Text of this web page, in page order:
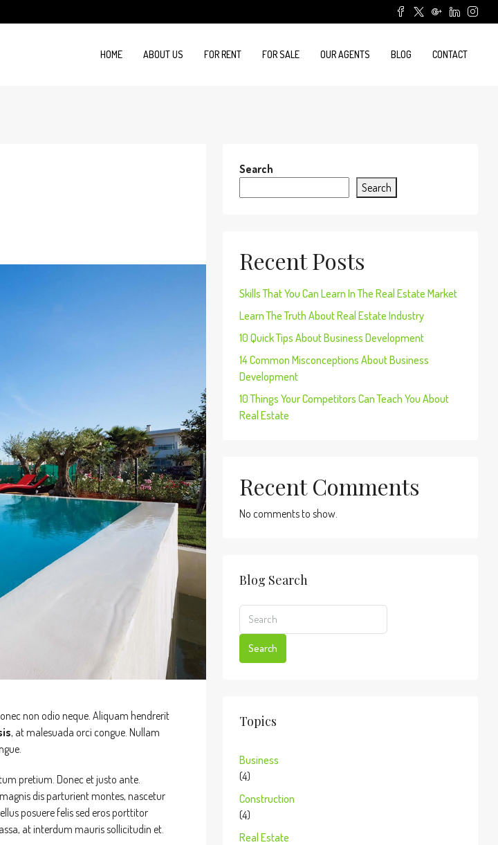
HOME ABOUT US FOR RENT FOR SALE OUR AGENTS BLOG CONTACT
non odio neque. Aliquam hendrerit
, at malesuada orci congue. Nullam
pretium. Donec et justo ante.
dis parturient montes, nascetur
posuere felis sed eros porttitor
at interdum mauris sollicitudin et.
Search
Search
Recent Posts
Skills That You Can Learn In The Real Estate Market
Learn The Truth About Real Estate Industry
10 Quick Tips About Business Development
14 Common Misconceptions About Business
Development
10 Things Your Competitors Can Teach You About
Real Estate
Recent Comments
No comments to show.
Blog Search
Search
Topics
Business
(4)
Construction
(4)
Real Estate